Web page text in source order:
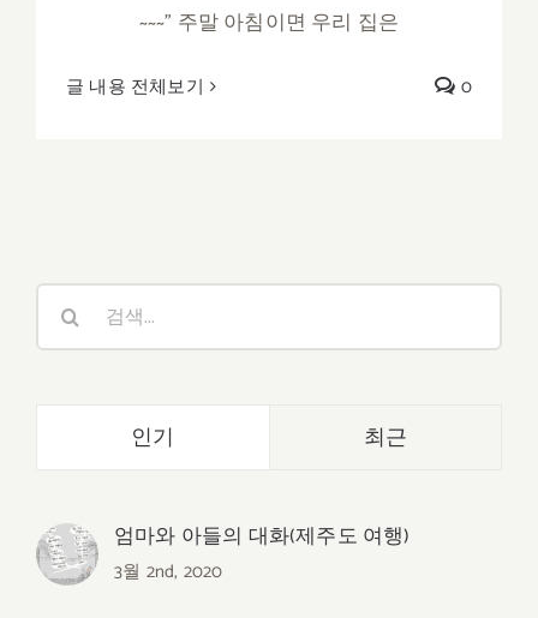
~~~” 주말 아침이면 우리 집은
글 내용 전체보기 0
인기 최근
엄마와 아들의 대화(제주도 여행)
3월 2nd, 2020